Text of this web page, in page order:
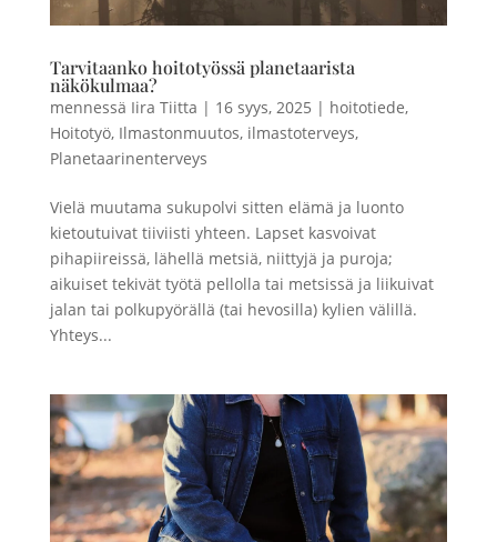
Tarvitaanko hoitotyössä planetaarista
näkökulmaa?
mennessä Iira Tiitta | 16 syys, 2025 | hoitotiede,
Hoitotyö, Ilmastonmuutos, ilmastoterveys,
Planetaarinenterveys
Vielä muutama sukupolvi sitten elämä ja luonto
kietoutuivat tiiviisti yhteen. Lapset kasvoivat
pihapiireissä, lähellä metsiä, niittyjä ja puroja;
aikuiset tekivät työtä pellolla tai metsissä ja liikuivat
jalan tai polkupyörällä (tai hevosilla) kylien välillä.
Yhteys...